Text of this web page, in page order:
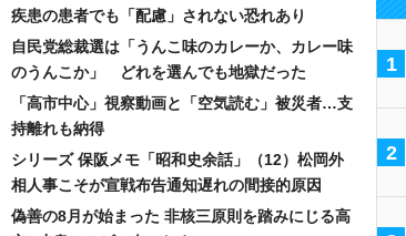
疾患の患者でも「配慮」されない恐れあり
自民党総裁選は「うんこ味のカレーか、カレー味
のうんこか」 どれを選んでも地獄だった
「高市中心」視察動画と「空気読む」被災者…支
持離れも納得
シリーズ 保阪メモ「昭和史余話」（12）松岡外
相人事こそが宣戦布告通知遅れの間接的原因
偽善の8月が始まった 非核三原則を踏みにじる高
1
2